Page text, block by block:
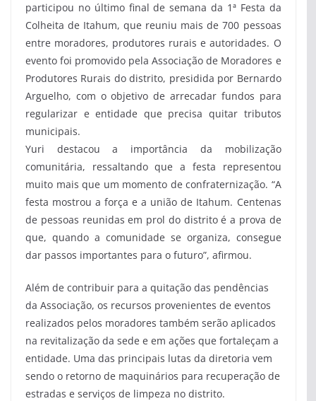
participou no último final de semana da 1ª Festa da
Colheita de Itahum, que reuniu mais de 700 pessoas
entre moradores, produtores rurais e autoridades. O
evento foi promovido pela Associação de Moradores e
Produtores Rurais do distrito, presidida por Bernardo
Arguelho, com o objetivo de arrecadar fundos para
regularizar e entidade que precisa quitar tributos
municipais.
Yuri destacou a importância da mobilização
comunitária, ressaltando que a festa representou
muito mais que um momento de confraternização. “A
festa mostrou a força e a união de Itahum. Centenas
de pessoas reunidas em prol do distrito é a prova de
que, quando a comunidade se organiza, consegue
dar passos importantes para o futuro”, afirmou.
Além de contribuir para a quitação das pendências
da Associação, os recursos provenientes de eventos
realizados pelos moradores também serão aplicados
na revitalização da sede e em ações que fortaleçam a
entidade. Uma das principais lutas da diretoria vem
sendo o retorno de maquinários para recuperação de
estradas e serviços de limpeza no distrito.